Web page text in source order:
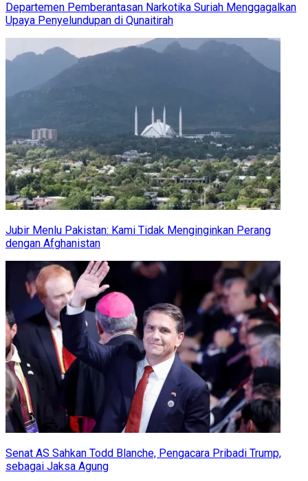
Departemen Pemberantasan Narkotika Suriah Menggagalkan
Upaya Penyelundupan di Qunaitirah
Jubir Menlu Pakistan: Kami Tidak Menginginkan Perang
dengan Afghanistan
Senat AS Sahkan Todd Blanche, Pengacara Pribadi Trump,
sebagai Jaksa Agung